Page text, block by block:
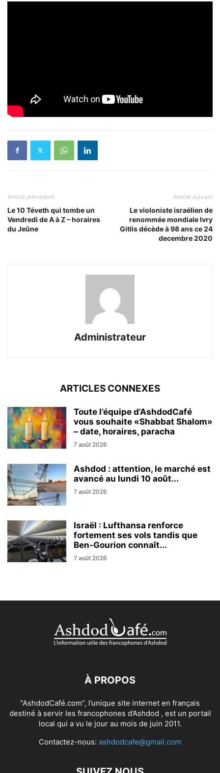
Article précédent
Le 10 Téveth qui tombe un
Vendredi de A à Z – horaires
du Jeûne
Article suivant
Le violoniste israélien de
renommée mondiale Ivry
Gitlis décède à 98 ans ce 24
decembre 2020
Administrateur
ARTICLES CONNEXES
Toute l’équipe d’AshdodCafé
vous souhaite «Shabbat Shalom»
– date, horaires, paracha
7 août 2026
Ashdod : attention, le marché est
avancé au lundi 10 août...
7 août 2026
Israël : Lufthansa renforce
fortement ses vols tandis que
Ben-Gourion connaît...
7 août 2026
À PROPOS
"AshdodCafé.com”, l’unique site internet en français
destiné à servir les francophones d’Ashdod , est un portail
local qui a vu le jour au mois de juin 2011.
Contactez-nous: ashdodcafe@gmail.com